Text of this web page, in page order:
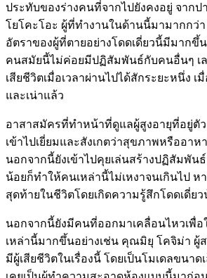
ประทับของร่างคนที่จากไปยังคงอยู่ จาก
โยโคะโอะ ผู้ที่ทำงานในด้านนี้มามากกว่า
อัตราของผู้ที่ตายอย่างโดดเดี่ยวนี้มีมากขึ้
คนสมัยนี้ไม่ค่อยมีปฏิสัมพันธ์กับคนอื่นๆ เ
เสียชีวิตเมื่อเวลาผ่านไปได้สักระยะหนึ่ง เ
และเน่าแล้ว
อาสาสมัครที่ทำหน้าที่ดูแลผู้สูงอายุที่อยู่ตัว
เข้าไปเยี่ยมและสังเกตว่าสุขภาพหรืออาห
นอกจากนี้ยังเข้าไปคุยเล่นสร้างปฏิสัมพัน
น้อยก็ทำให้คนเหล่านี้ไม่เหงาจนเกินไป ห
สุดท้ายในชีวิตโดยเกิดความรู้สึกโดดเดี่ยว
นอกจากนี้ยังมีคนที่ออกมาเคลื่อนไหวเพื่
เหล่านี้มากขึ้นอย่างเช่น คุณมิยุ โคจิม่า ผู้
มีผู้เสียชีวิตในเรื่องนี้ โดยเป็นโมเดลขนาด